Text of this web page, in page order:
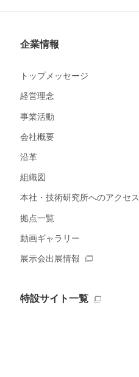
企業情報
トップメッセージ
経営理念
事業活動
会社概要
沿革
組織図
本社・技術研究所へのアクセス
拠点一覧
動画ギャラリー
展示会出展情報
特設サイト一覧